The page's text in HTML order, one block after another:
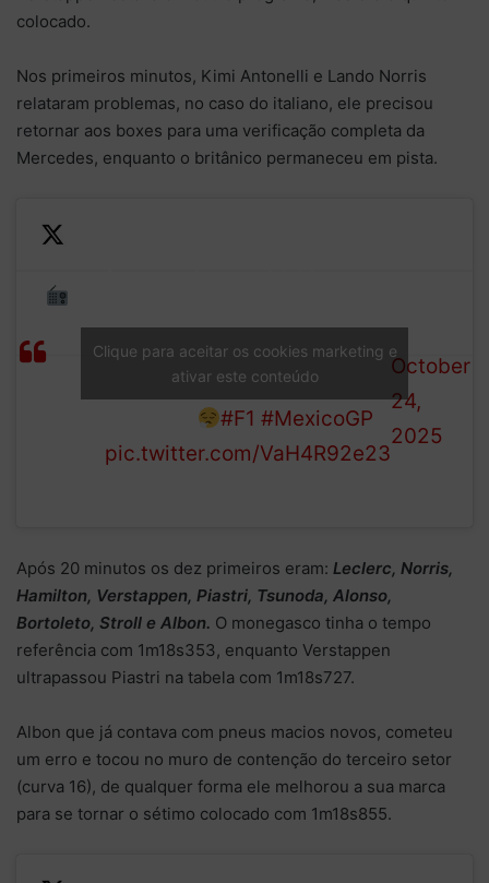
colocado.
Nos primeiros minutos, Kimi Antonelli e Lando Norris
relataram problemas, no caso do italiano, ele precisou
retornar aos boxes para uma verificação completa da
Mercedes, enquanto o britânico permaneceu em pista.
have
an
issue”
later he seems to have
rebooted and removed the
#F1 #MexicoGP
pic.twitter.com/VaH4R92e23
1 (@F1)
October
24,
2025
Clique para aceitar os cookies marketing e
ativar este conteúdo
Após 20 minutos os dez primeiros eram: Leclerc, Norris,
Hamilton, Verstappen, Piastri, Tsunoda, Alonso,
Bortoleto, Stroll e Albon. O monegasco tinha o tempo
referência com 1m18s353, enquanto Verstappen
ultrapassou Piastri na tabela com 1m18s727.
Albon que já contava com pneus macios novos, cometeu
um erro e tocou no muro de contenção do terceiro setor
(curva 16), de qualquer forma ele melhorou a sua marca
para se tornar o sétimo colocado com 1m18s855.